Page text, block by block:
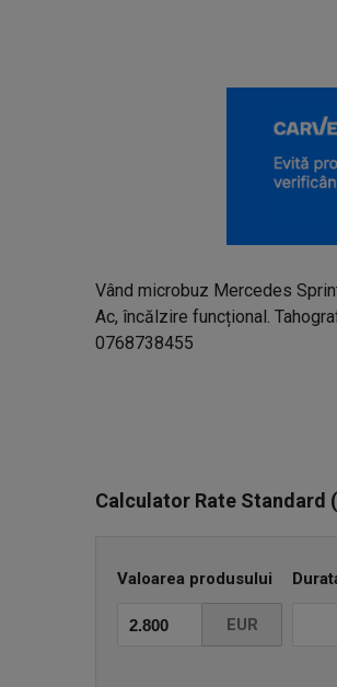
Vând microbuz Mercedes
Ac, încălzire funcțional.
0768738455
Calculator Rate Standard
Valoarea produsului
EUR